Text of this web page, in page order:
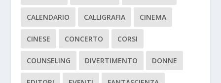
CALENDARIO CALLIGRAFIA CINEMA
CINESE CONCERTO CORSI
COUNSELING DIVERTIMENTO DONNE